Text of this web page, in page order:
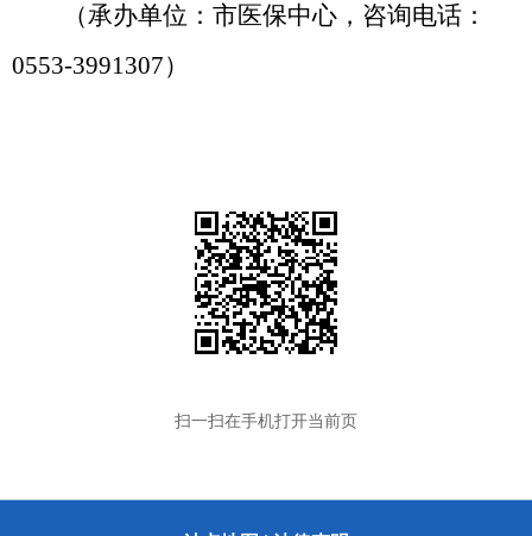
（承办单位：市医保中心，咨询电话：
0553-3991307）
扫一扫在手机打开当前页